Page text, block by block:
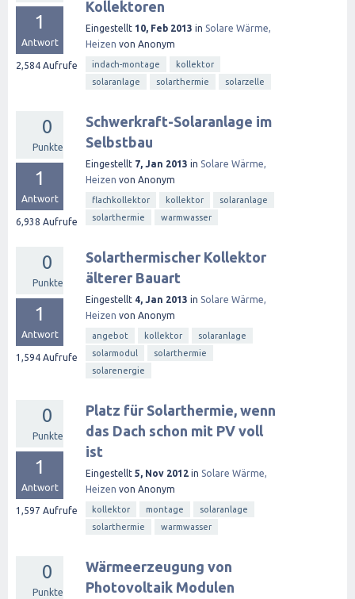
1
Antwort
2,584 Aufrufe
Kollektoren
Eingestellt 10, Feb 2013 in Solare Wärme,
Heizen von Anonym
indach-montage
kollektor
solaranlage
solarthermie solarzelle
0
Punkte
1
Antwort
6,938 Aufrufe
Schwerkraft-Solaranlage im
Selbstbau
Eingestellt 7, Jan 2013 in Solare Wärme,
Heizen von Anonym
flachkollektor kollektor
solaranlage
solarthermie
warmwasser
0
Punkte
1
Antwort
1,594 Aufrufe
Solarthermischer Kollektor
älterer Bauart
Eingestellt 4, Jan 2013 in Solare Wärme,
Heizen von Anonym
angebot kollektor
solaranlage
solarmodul
solarthermie
solarenergie
0
Punkte
1
Antwort
1,597 Aufrufe
Platz für Solarthermie, wenn
das Dach schon mit PV voll
ist
Eingestellt 5, Nov 2012 in Solare Wärme,
Heizen von Anonym
kollektor montage
solaranlage
solarthermie
warmwasser
0
Punkte
Wärmeerzeugung von
Photovoltaik Modulen